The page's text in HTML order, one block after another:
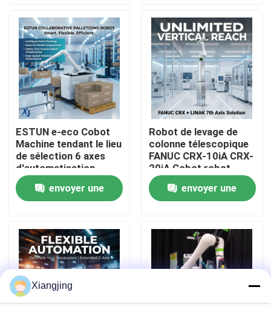
Vidéos
À propos de nous
Visite de l'usine
Contrôle de la qualité
Nous contacter
Blog
Demandez un devis
bras de robot industriel
ESTUN e-eco Cobot
Machine tendant le lieu
de sélection 6 axes
d'automatisation
industrielle robot
collaboratif de
manutention de
envoyer une
Robot de levage de
colonne télescopique
FANUC CRX-10iA CRX-
20iA Cobot robot
collaboratif de
manutention de
palettes
envoyer une
Xiangjing